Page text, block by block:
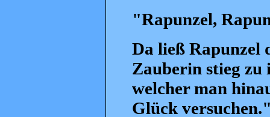
"Rapunzel,
Da ließ Rapunzel
Zauberin stieg
welcher man
Glück